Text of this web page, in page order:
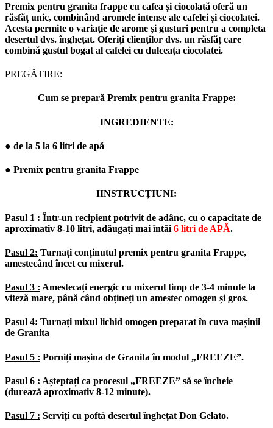
Premix pentru granita frappe cu cafea și ciocolată oferă un
răsfăț unic, combinând aromele intense ale cafelei și ciocolatei.
Acesta permite o variație de arome și gusturi pentru a completa
desertul dvs. înghețat. Oferiți clienților dvs. un răsfăț care
combină gustul bogat al cafelei cu dulceața ciocolatei.
PREGĂTIRE:
Cum se prepară Premix pentru granita Frappe:
INGREDIENTE:
● de la 5 la 6 litri de apă
● Premix pentru granita Frappe
IINSTRUCȚIUNI:
Pasul 1 : Într-un recipient potrivit de adânc, cu o capacitate de
aproximativ 8-10 litri, adăugați mai întâi 6 litri de APĂ.
Pasul 2: Turnați conținutul premix pentru granita Frappe,
amestecând încet cu mixerul.
Pasul 3 : Amestecați energic cu mixerul timp de 3-4 minute la
viteză mare, până când obțineți un amestec omogen și gros.
Pasul 4: Turnați mixul lichid omogen preparat în cuva mașinii
de Granita
Pasul 5 : Porniți mașina de Granita în modul „FREEZE”.
Pasul 6 : Așteptați ca procesul „FREEZE” să se încheie
(durează aproximativ 8-12 minute).
Pasul 7 : Serviți cu poftă desertul înghețat Don Gelato.